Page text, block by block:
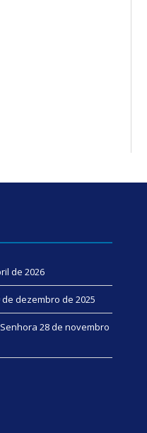
de 2026
de dezembro de 2025
28 de novembro